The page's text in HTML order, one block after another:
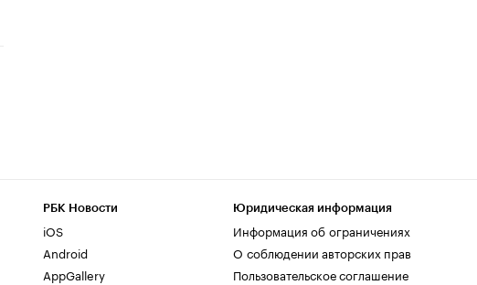
РБК Новости
iOS
Android
AppGallery
Юридическая информация
Информация об ограничениях
О соблюдении авторских прав
Пользовательское соглашение